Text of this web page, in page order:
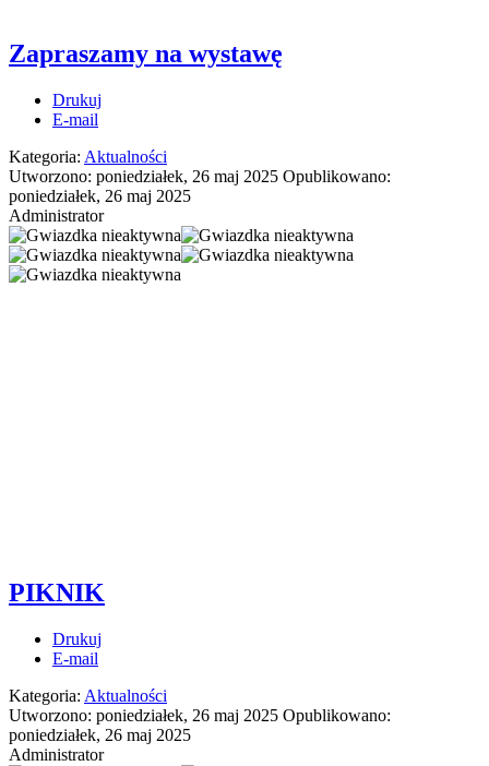
Zapraszamy na wystawę
Drukuj
E-mail
Kategoria: Aktualności
Utworzono: poniedziałek, 26 maj 2025 Opublikowano:
poniedziałek, 26 maj 2025
Administrator
PIKNIK
Drukuj
E-mail
Kategoria: Aktualności
Utworzono: poniedziałek, 26 maj 2025 Opublikowano:
poniedziałek, 26 maj 2025
Administrator